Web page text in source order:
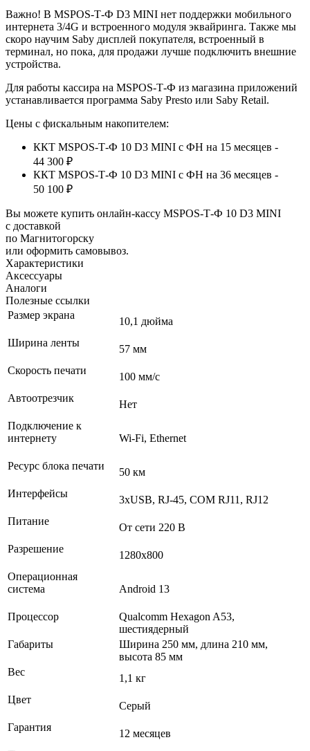
Важно! В MSPOS-Т-Ф D3 MINI нет поддержки мобильного
интернета 3/4G и встроенного модуля эквайринга. Также мы
скоро научим Saby дисплей покупателя, встроенный в
терминал, но пока, для продажи лучше подключить внешние
устройства.
Для работы кассира на MSPOS-Т-Ф из магазина приложений
устанавливается программа Saby Presto или Saby Retail.
Цены с фискальным накопителем:
ККТ MSPOS-Т-Ф 10 D3 MINI с ФН на 15 месяцев -
44 300 ₽
ККТ MSPOS-Т-Ф 10 D3 MINI с ФН на 36 месяцев -
50 100 ₽
Вы можете купить онлайн‑кассу MSPOS-Т-Ф 10 D3 MINI
с доставкой
по Магнитогорску
или оформить самовывоз.
Характеристики
Аксессуары
Аналоги
Полезные ссылки
Размер экрана
10,1 дюйма
Ширина ленты
57 мм
Скорость печати
100 мм/c
Автоотрезчик
Нет
Подключение к
интернету
Wi-Fi, Еthernet
Ресурс блока печати
50 км
Интерфейсы
3хUSB, RJ-45, COM RJ11, RJ12
Питание
От сети 220 В
Разрешение
1280х800
Операционная
система
Android 13
Процессор
Qualcomm Hexagon A53,
шестиядерный
Габариты
Ширина 250 мм, длина 210 мм,
высота 85 мм
Вес
1,1 кг
Цвет
Серый
Гарантия
12 месяцев